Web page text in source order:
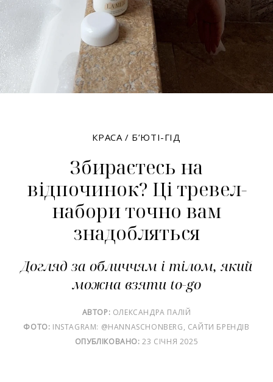
КРАСА/ Б’ЮТІ-ГІД
Збираєтесь на
відпочинок? Ці тревел-
набори точно вам
знадобляться
Догляд за обличчям і тілом, який
можна взяти to-go
АВТОР: ОЛЕКСАНДРА ПАЛІЙ
ФОТО: INSTAGRAM: @HANNASCHONBERG, САЙТИ БРЕНДІВ
ОПУБЛІКОВАНО: 23 СІЧНЯ 2025